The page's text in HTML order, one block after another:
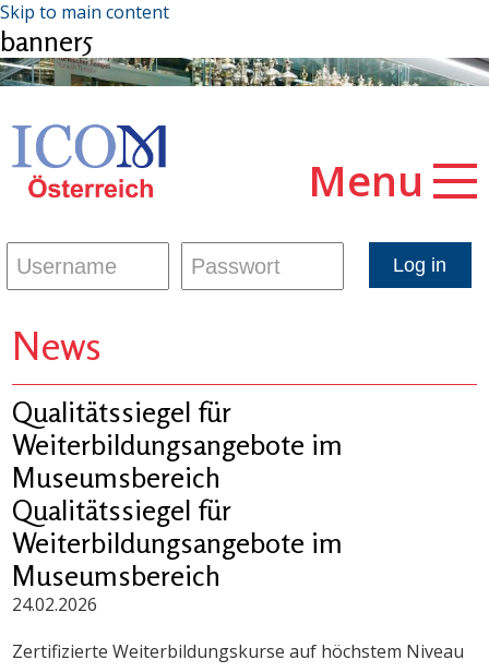
Skip to main content
banner5
Menu
News
Qualitätssiegel für
Weiterbildungsangebote im
Museumsbereich
Qualitätssiegel für
Weiterbildungsangebote im
Museumsbereich
24.02.2026
Zertifizierte Weiterbildungskurse auf höchstem Niveau